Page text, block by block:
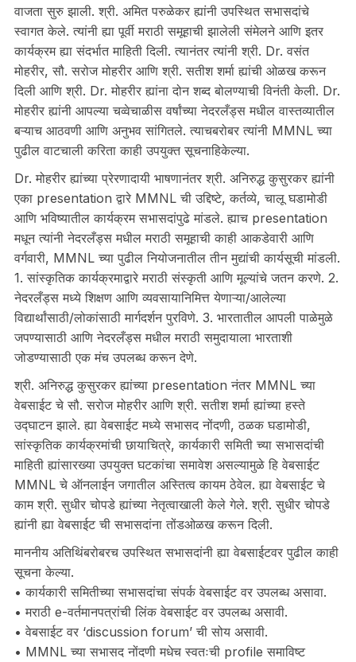
वाजता सुरु झाली. श्री. अमित परुळेकर ह्यांनी उपस्थित सभासदांचे
स्वागत केले. त्यांनी ह्या पूर्वी मराठी समूहाची झालेली संमेलने आणि इतर
कार्यक्रम ह्या संदर्भात माहिती दिली. त्यानंतर त्यांनी श्री. Dr. वसंत
मोहरीर, सौ. सरोज मोहरीर आणि श्री. सतीश शर्मा ह्यांची ओळख करून
दिली आणि श्री. Dr. मोहरीर ह्यांना दोन शब्द बोलण्याची विनंती केली. Dr.
मोहरीर ह्यांनी आपल्या चव्वेचाळीस वर्षांच्या नेदरलँड्स मधील वास्तव्यातील
बऱ्याच आठवणी आणि अनुभव सांगितले. त्याचबरोबर त्यांनी MMNL च्या
पुढील वाटचाली करिता काही उपयुक्त सूचनाहिकेल्या.
Dr. मोहरीर ह्यांच्या प्रेरणादायी भाषणानंतर श्री. अनिरुद्ध कुसुरकर ह्यांनी
एका presentation द्वारे MMNL ची उद्दिष्टे, कर्तव्ये, चालू घडामोडी
आणि भविष्यातील कार्यक्रम सभासदांपुढे मांडले. ह्याच presentation
मधून त्यांनी नेदरलँड्स मधील मराठी समूहाची काही आकडेवारी आणि
वर्गवारी, MMNL च्या पुढील नियोजनातील तीन मुद्यांची कार्यसूची मांडली.
1. सांस्कृतिक कार्यक्रमाद्वारे मराठी संस्कृती आणि मूल्यांचे जतन करणे. 2.
नेदरलँड्स मध्ये शिक्षण आणि व्यवसायानिमित्त येणाऱ्या/आलेल्या
विद्यार्थांसाठी/लोकांसाठी मार्गदर्शन पुरविणे. 3. भारतातील आपली पाळेमुळे
जपण्यासाठी आणि नेदरलँड्स मधील मराठी समुदायाला भारताशी
जोडण्यासाठी एक मंच उपलब्ध करून देणे.
श्री. अनिरुद्ध कुसुरकर ह्यांच्या presentation नंतर MMNL च्या
वेबसाईट चे सौ. सरोज मोहरीर आणि श्री. सतीश शर्मा ह्यांच्या हस्ते
उद्घाटन झाले. ह्या वेबसाईट मध्ये सभासद नोंदणी, ठळक घडामोडी,
सांस्कृतिक कार्यक्रमांची छायाचित्रे, कार्यकारी समिती च्या सभासदांची
माहिती ह्यांसारख्या उपयुक्त घटकांचा समावेश असल्यामुळे हि वेबसाईट
MMNL चे ऑनलाईन जगातील अस्तित्व कायम ठेवेल. ह्या वेबसाईट चे
काम श्री. सुधीर चोपडे ह्यांच्या नेतृत्वाखाली केले गेले. श्री. सुधीर चोपडे
ह्यांनी ह्या वेबसाईट ची सभासदांना तोंडओळख करून दिली.
माननीय अतिथिंबरोबरच उपस्थित सभासदांनी ह्या वेबसाईटवर पुढील काही
सूचना केल्या.
• कार्यकारी समितीच्या सभासदांचा संपर्क वेबसाईट वर उपलब्ध असावा.
• मराठी e-वर्तमानपत्रांची लिंक वेबसाईट वर उपलब्ध असावी.
• वेबसाईट वर ‘discussion forum’ ची सोय असावी.
• MMNL च्या सभासद नोंदणी मधेच स्वतःची profile समाविष्ट